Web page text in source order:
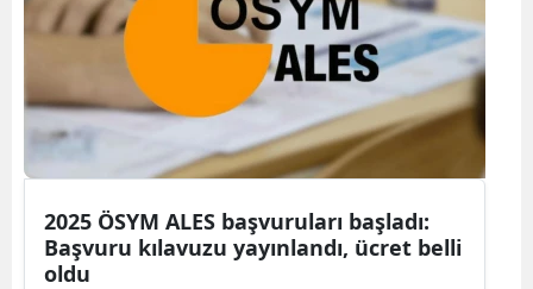
2025 ÖSYM ALES başvuruları başladı:
Başvuru kılavuzu yayınlandı, ücret belli
oldu